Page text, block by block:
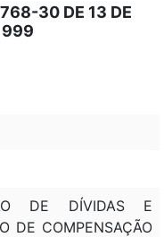
30 DE 13 DE
DE DÍVIDAS E
DE COMPENSAÇÃO